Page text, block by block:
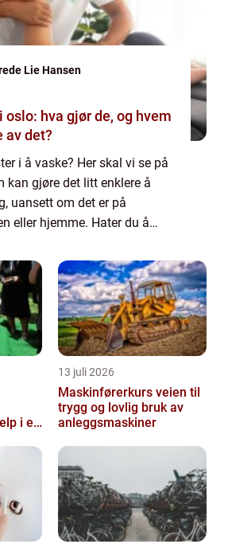
Lie Hansen
oslo: hva gjør de, og hvem
av det?
i å vaske? Her skal vi se på
kan gjøre det litt enklere å
uansett om det er på
eller hjemme. Hater du å
noe man ser frem til....
i en
13 juli 2026
Maskinførerkurs veien til
trygg og lovlig bruk av
anleggsmaskiner